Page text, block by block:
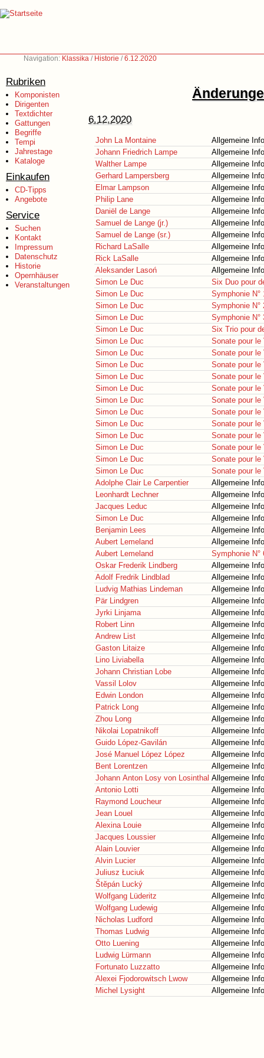
Navigation: Klassika / Historie /6.12.2020
Rubriken
Komponisten
Dirigenten
Textdichter
Gattungen
Begriffe
Tempi
Jahrestage
Kataloge
Einkaufen
CD-Tipps
Angebote
Service
Suchen
Kontakt
Impressum
Datenschutz
Historie
Opernhäuser
Veranstaltungen
6.12.2020
John La Montaine
Allgemeine
Johann Friedrich Lampe
Allgemeine
Walther Lampe
Allgemeine
Gerhard Lampersberg
Allgemeine
Elmar Lampson
Allgemeine
Philip Lane
Allgemeine
Daniël de Lange
Allgemeine
Samuel de Lange (jr.)
Allgemeine
Samuel de Lange (sr.)
Allgemeine
Richard LaSalle
Allgemeine
Rick LaSalle
Allgemeine
Aleksander Lasoń
Allgemeine
Simon Le Duc
Six Duo pour
Simon Le Duc
Symphonie N°
Simon Le Duc
Symphonie N°
Simon Le Duc
Symphonie N°
Simon Le Duc
Six Trio pour
Simon Le Duc
Sonate pour le
Simon Le Duc
Sonate pour le
Simon Le Duc
Sonate pour le
Simon Le Duc
Sonate pour le
Simon Le Duc
Sonate pour le
Simon Le Duc
Sonate pour le
Simon Le Duc
Sonate pour le
Simon Le Duc
Sonate pour le
Simon Le Duc
Sonate pour le
Simon Le Duc
Sonate pour le
Simon Le Duc
Sonate pour le
Simon Le Duc
Sonate pour le
Adolphe Clair Le Carpentier
Allgemeine
Leonhardt Lechner
Allgemeine
Jacques Leduc
Allgemeine
Simon Le Duc
Allgemeine
Benjamin Lees
Allgemeine
Aubert Lemeland
Allgemeine
Aubert Lemeland
Symphonie N°
Oskar Frederik Lindberg
Allgemeine
Adolf Fredrik Lindblad
Allgemeine
Ludvig Mathias Lindeman
Allgemeine
Pär Lindgren
Allgemeine
Jyrki Linjama
Allgemeine
Robert Linn
Allgemeine
Andrew List
Allgemeine
Gaston Litaize
Allgemeine
Lino Liviabella
Allgemeine
Johann Christian Lobe
Allgemeine
Vassil Lolov
Allgemeine
Edwin London
Allgemeine
Patrick Long
Allgemeine
Zhou Long
Allgemeine
Nikolai Lopatnikoff
Allgemeine
Guido López-Gavilán
Allgemeine
José Manuel López López
Allgemeine
Bent Lorentzen
Allgemeine
Johann Anton Losy von Losinthal Allgemeine
Antonio Lotti
Allgemeine
Raymond Loucheur
Allgemeine
Jean Louel
Allgemeine
Alexina Louie
Allgemeine
Jacques Loussier
Allgemeine
Alain Louvier
Allgemeine
Alvin Lucier
Allgemeine
Juliusz Łuciuk
Allgemeine
Štĕpán Lucký
Allgemeine
Wolfgang Lüderitz
Allgemeine
Wolfgang Ludewig
Allgemeine
Nicholas Ludford
Allgemeine
Thomas Ludwig
Allgemeine
Otto Luening
Allgemeine
Ludwig Lürmann
Allgemeine
Fortunato Luzzatto
Allgemeine
Alexei Fjodorowitsch Lwow
Allgemeine
Michel Lysight
Allgemeine